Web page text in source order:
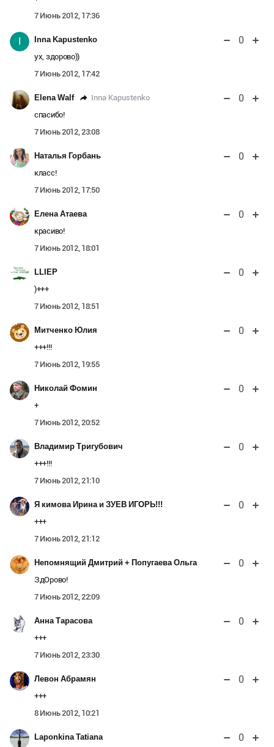
7 Июнь 2012, 17:36
Inna Kapustenko 0
ух, здорово))
7 Июнь 2012, 17:42
Elena Walf Inna Kapustenko 0
спасибо!
7 Июнь 2012, 23:08
Наталья Горбань 0
класс!
7 Июнь 2012, 17:50
Елена Атаева 0
красиво!
7 Июнь 2012, 18:01
LLIEP 0
)+++
7 Июнь 2012, 18:51
Митченко Юлия 0
+++!!!
7 Июнь 2012, 19:55
Николай Фомин 0
+
7 Июнь 2012, 20:52
Владимир Тригубович 0
+++!!!
7 Июнь 2012, 21:10
Я кимова Ирина и ЗУЕВ ИГОРЬ!!! 0
+++
7 Июнь 2012, 21:12
Непомнящий Дмитрий + Попугаева Ольга 0
ЗдОрово!
7 Июнь 2012, 22:09
Анна Тарасова 0
+++
7 Июнь 2012, 23:30
Левон Абрамян 0
+++
8 Июнь 2012, 10:21
Laponkina Tatiana 0